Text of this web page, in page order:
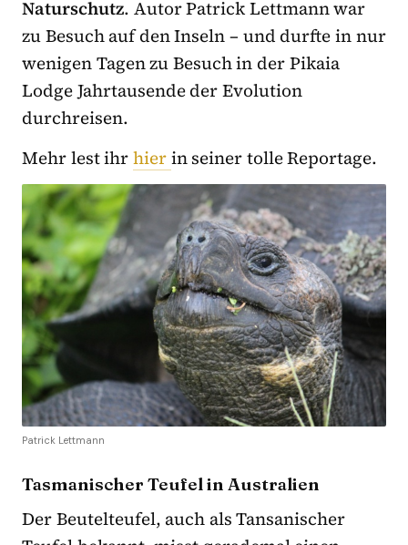
Naturschutz. Autor Patrick Lettmann war
zu Besuch auf den Inseln – und durfte in nur
wenigen Tagen zu Besuch in der Pikaia
Lodge Jahrtausende der Evolution
durchreisen.
Mehr lest ihrhierin seiner tolle Reportage.
Patrick Lettmann
Tasmanischer Teufel in Australien
Der Beutelteufel, auch als Tansanischer